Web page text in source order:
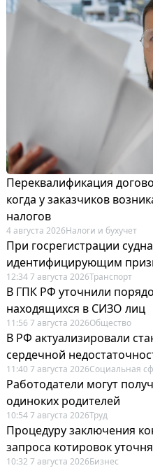
Переквалификация
когда у заказчиков
налогов
4 августа 2026Налоги и бухучет
При госрегистрации
идентифицирующим
12:34 7 августа 2026Транспорт
В ГПК РФ уточнили
находящихся в СИЗО лиц
11:56 7 августа 2026Общество
В РФ актуализировали
сердечной
11:40 7 августа 2026Социальная
Работодатели могут
одиноких родителей
10:54 7 августа 2026Труд
Процедуру заключения
запроса котировок
10:32 7 августа 2026Бизнес